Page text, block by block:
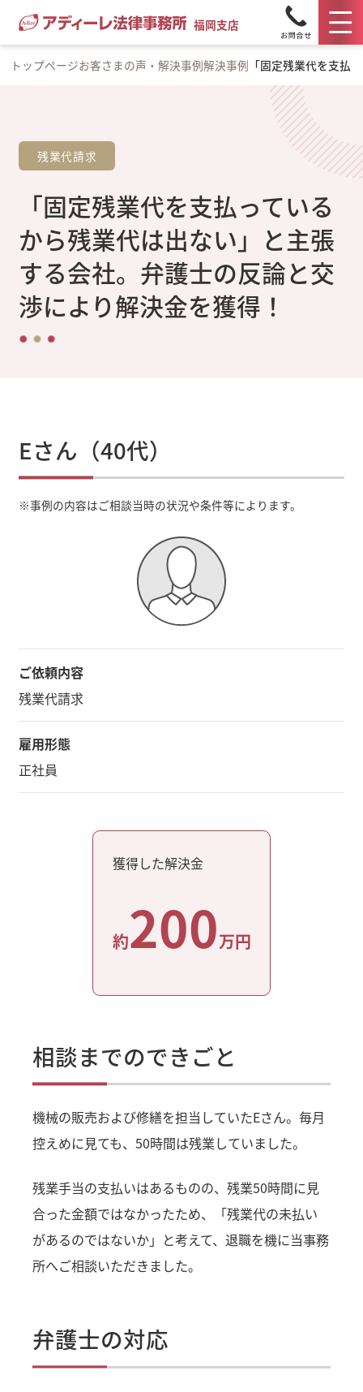
福岡支店
トップページお客さまの声・解決事例解決事例 「固定残業代を支払
残業代請求
「固定残業代を支払っている
から残業代は出ない」と主張
する会社。弁護士の反論と交
渉により解決金を獲得！
Eさん（40代）
※事例の内容はご相談当時の状況や条件等によります。
ご依頼内容
残業代請求
雇用形態
正社員
獲得した解決金
約200万円
相談までのできごと
機械の販売および修繕を担当していたEさん。毎月
控えめに見ても、50時間は残業していました。
残業手当の支払いはあるものの、残業50時間に見
合った金額ではなかったため、「残業代の未払い
があるのではないか」と考えて、退職を機に当事務
所へご相談いただきました。
弁護士の対応